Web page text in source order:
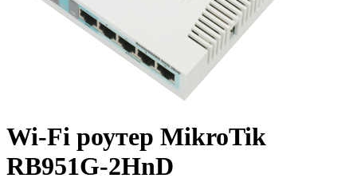
Wi-Fi роутер MikroTik
RB951G-2HnD